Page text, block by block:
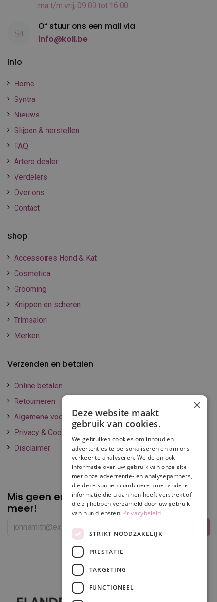
Info
Home
Syntra
Nieuws
Slijpen & herstellen
FAQ
Artero dealer
Verdelers
Over ons
Contact
Shop
Accessoires Hond & Kat
Cosmetica
Grooming
Knippen en scheren
Trimsalon
Merken
Verzenden en betalen
Online betalen
Retourneren
Algemene voorwaarden
Privacy & Cookie policy
Disclaimer
Mis geen enkelepromotie of korting
meer!
ma t/m vrij, 09:00 tot 16:00
Of stuur ons een mail via
info@koll.be
×
Deze website maakt
gebruik van cookies.
We gebruiken cookies om inhoud en
advertenties te personaliseren en om ons
verkeer te analyseren. We delen ook
informatie over uw gebruik van onze site
met onze advertentie- en analysepartners,
die deze kunnen combineren met andere
informatie die u aan hen heeft verstrekt of
die zij hebben verzameld door uw gebruik
van hun diensten. Privacybeleid
STRIKT NOODZAKELIJK
PRESTATIE
TARGETING
FUNCTIONEEL